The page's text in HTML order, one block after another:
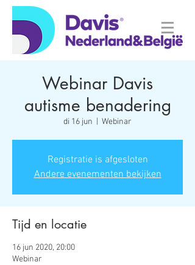
Webinar Davis
autisme benadering
di 16 jun Webinar
Registratie is afgesloten
Andere evenementen bekijken
Tijd en locatie
16 jun 2020, 20:00
Webinar